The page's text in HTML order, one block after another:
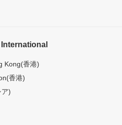
Kong(香港)
香港)
)